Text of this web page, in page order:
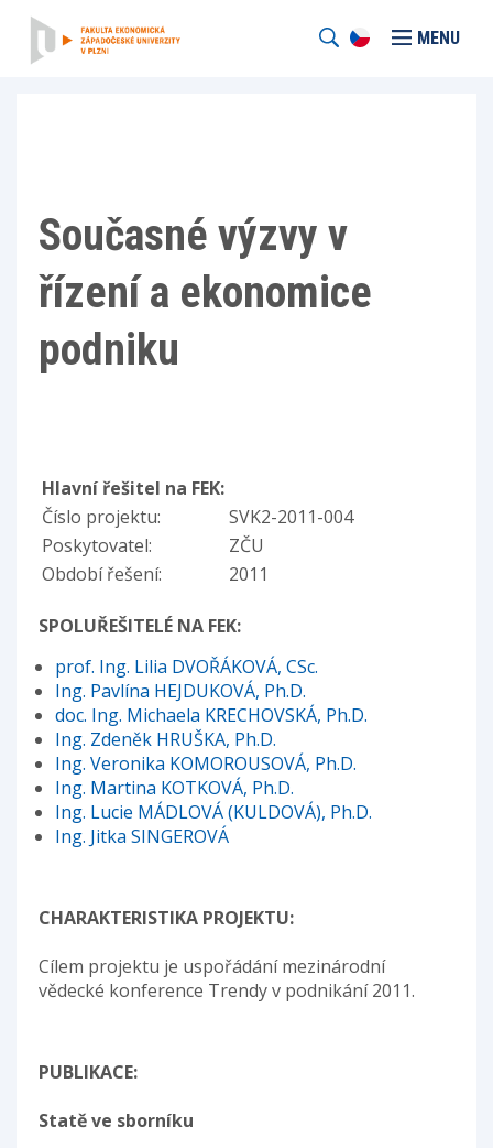
MENU
Současné výzvy v
řízení a ekonomice
podniku
Hlavní řešitel na FEK:
Číslo projektu:
SVK2-2011-004
Poskytovatel:
ZČU
Období řešení:
2011
SPOLUŘEŠITELÉ NA FEK:
prof. Ing. Lilia DVOŘÁKOVÁ, CSc.
Ing. Pavlína HEJDUKOVÁ, Ph.D.
doc. Ing. Michaela KRECHOVSKÁ, Ph.D.
Ing. Zdeněk HRUŠKA, Ph.D.
Ing. Veronika KOMOROUSOVÁ, Ph.D.
Ing. Martina KOTKOVÁ, Ph.D.
Ing. Lucie MÁDLOVÁ (KULDOVÁ), Ph.D.
Ing. Jitka SINGEROVÁ
CHARAKTERISTIKA PROJEKTU:
Cílem projektu je uspořádání mezinárodní
vědecké konference Trendy v podnikání 2011.
PUBLIKACE:
Statě ve sborníku